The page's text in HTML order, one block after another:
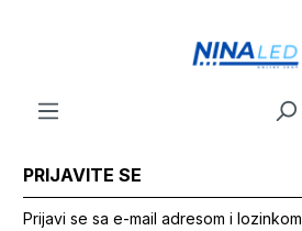
PRIJAVITE SE
Prijavi se sa e-mail adresom i lozinkom